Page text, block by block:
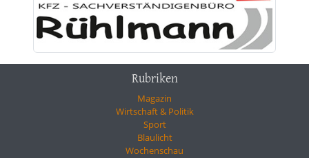
Rubriken
Magazin
Wirtschaft & Politik
Sport
Blaulicht
Wochenschau